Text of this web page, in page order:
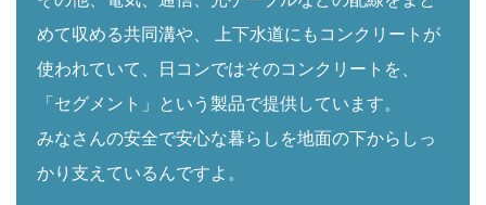
めて収める共同溝や、
上下水道にもコンクリートが
使われていて、日コンではそのコンクリートを、
「セグメント」という製品で提供しています。
みなさんの安全で安心な暮らしを地面の下からしっ
かり支えているんですよ。